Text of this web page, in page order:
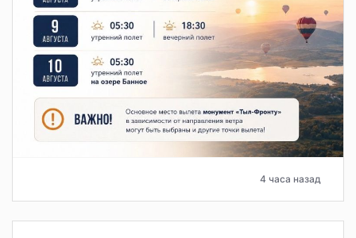
4 часа назад